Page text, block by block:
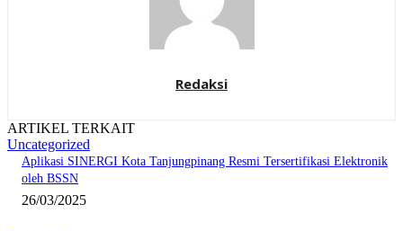
Redaksi
ARTIKEL TERKAIT
Uncategorized
Aplikasi SINERGI Kota Tanjungpinang Resmi Tersertifikasi Elektronik
oleh BSSN
26/03/2025